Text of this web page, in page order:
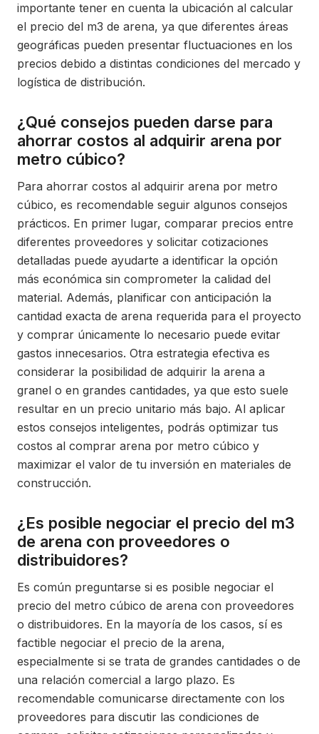
importante tener en cuenta la ubicación al calcular
el precio del m3 de arena, ya que diferentes áreas
geográficas pueden presentar fluctuaciones en los
precios debido a distintas condiciones del mercado y
logística de distribución.
¿Qué consejos pueden darse para
ahorrar costos al adquirir arena por
metro cúbico?
Para ahorrar costos al adquirir arena por metro
cúbico, es recomendable seguir algunos consejos
prácticos. En primer lugar, comparar precios entre
diferentes proveedores y solicitar cotizaciones
detalladas puede ayudarte a identificar la opción
más económica sin comprometer la calidad del
material. Además, planificar con anticipación la
cantidad exacta de arena requerida para el proyecto
y comprar únicamente lo necesario puede evitar
gastos innecesarios. Otra estrategia efectiva es
considerar la posibilidad de adquirir la arena a
granel o en grandes cantidades, ya que esto suele
resultar en un precio unitario más bajo. Al aplicar
estos consejos inteligentes, podrás optimizar tus
costos al comprar arena por metro cúbico y
maximizar el valor de tu inversión en materiales de
construcción.
¿Es posible negociar el precio del m3
de arena con proveedores o
distribuidores?
Es común preguntarse si es posible negociar el
precio del metro cúbico de arena con proveedores
o distribuidores. En la mayoría de los casos, sí es
factible negociar el precio de la arena,
especialmente si se trata de grandes cantidades o de
una relación comercial a largo plazo. Es
recomendable comunicarse directamente con los
proveedores para discutir las condiciones de